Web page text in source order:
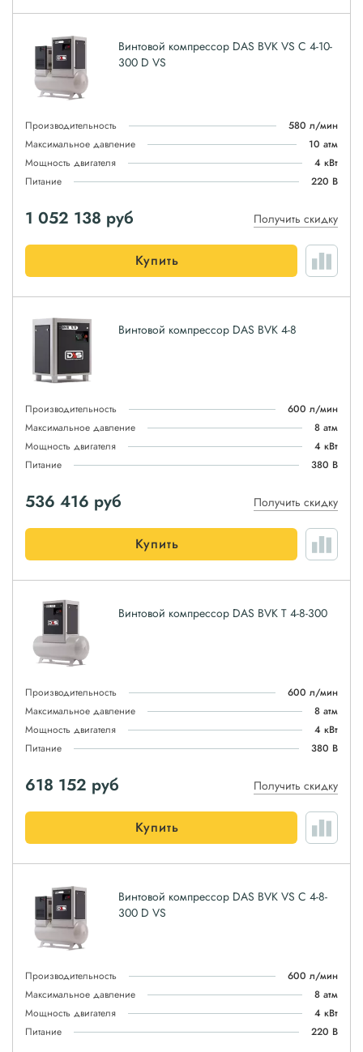
Винтовой компрессор DAS BVK VS C 4-10-
300 D VS
Производительность
580 л/мин
Максимальное давление
10 атм
Мощность двигателя
4 кВт
Питание
220 В
1 052 138 руб Получить скидку
Купить
Винтовой компрессор DAS BVK 4-8
Производительность
600 л/мин
Максимальное давление
8 атм
Мощность двигателя
4 кВт
Питание
380 В
536 416 руб Получить скидку
Купить
Винтовой компрессор DAS BVK T 4-8-300
Производительность
600 л/мин
Максимальное давление
8 атм
Мощность двигателя
4 кВт
Питание
380 В
618 152 руб Получить скидку
Купить
Винтовой компрессор DAS BVK VS C 4-8-
300 D VS
Производительность
600 л/мин
Максимальное давление
8 атм
Мощность двигателя
4 кВт
Питание
220 В